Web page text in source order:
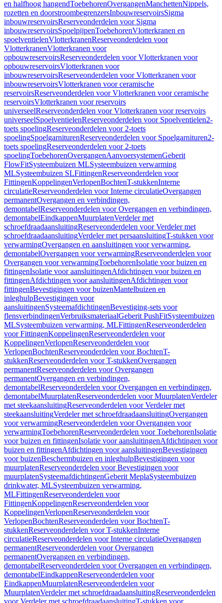
en halfhoog hangendToebehorenOvergangenManchettenNippels,
rozetten en doorstroombegrenzersInbouwreservoirsSigma
inbouwreservoirsReserveonderdelen voor Sigma
inbouwreservoirsSpoelpijpenToebehorenVlotterkranen en
spoelventielenVlotterkranenReserveonderdelen voor
VlotterkranenVlotterkranen voor
opbouwreservoirsReserveonderdelen voor Vlotterkranen voor
opbouwreservoirsVlotterkranen voor
inbouwreservoirsReserveonderdelen voor Vlotterkranen voor
inbouwreservoirsVlotterkranen voor ceramische
reservoirsReserveonderdelen voor Vlotterkranen voor ceramische
reservoirsVlotterkranen voor reservoirs
universeelReserveonderdelen voor Vlotterkranen voor reservoirs
universeelSpoelventielenReserveonderdelen voor Spoelventielen2-
toets spoelingReserveonderdelen voor 2-toets
spoelingSpoelgarniturenReserveonderdelen voor Spoelgarnituren2-
toets spoelingReserveonderdelen voor 2-toets
spoelingToebehorenOvergangenAanvoersystemenGeberit
FlowFitSysteembuizen MLSysteembuizen verwarming
MLSysteembuizen SLFittingenReserveonderdelen voor
FittingenKoppelingenVerlopenBochtenT-stukkenInterne
circulatieReserveonderdelen voor Interne circulatieOvergangen
permanentOvergangen en verbindingen,
demontabelReserveonderdelen voor Overgangen en verbindingen,
demontabelEindkappenMuurplatenVerdeler met
schroefdraadaansluitingReserveonderdelen voor Verdeler met
schroefdraadaansluitingVerdeler met persaansluitingT-stukken voor
verwarmingOvergangen en aansluitingen voor verwarming,
demontabelOvergangen voor verwarmingReserveonderdelen voor
Overgangen voor verwarmingToebehorenIsolatie voor buizen en
fittingenIsolatie voor aansluitingenAfdichtingen voor buizen en
fittingenAfdichtingen voor aansluitingenAfdichtingen voor
fittingenBevestigingen voor buizenMantelbuizen en
inleghulpBevestigingen voor
aansluitingenSysteemafdichtingenBevestiging-sets voor
flensverbindingenVerbruiksmateriaalGeberit PushFitSysteembuizen
MLSysteembuizen verwarming, MLFittingenReserveonderdelen
voor FittingenKoppelingenReserveonderdelen voor
KoppelingenVerlopenReserveonderdelen voor
VerlopenBochtenReserveonderdelen voor BochtenT-
stukkenReserveonderdelen voor T-stukkenOvergangen
permanentReserveonderdelen voor Overgangen
permanentOvergangen en verbindingen,
demontabelReserveonderdelen voor Overgangen en verbindingen,
demontabelMuurplatenReserveonderdelen voor MuurplatenVerdeler
met steekaansluitingReserveonderdelen voor Verdeler met
steekaansluitingVerdeler met schroefdraadaansluitingOvergangen
voor verwarmingReserveonderdelen voor Overgangen voor
verwarmingToebehorenReserveonderdelen voor ToebehorenIsolatie
voor buizen en fittingenIsolatie voor aansluitingenAfdichtingen voor
buizen en fittingenAfdichtingen voor aansluitingenBevestigingen
voor buizenBeschermbuizen en inleghulpBevestigingen voor
muurplatenReserveonderdelen voor Bevestigingen voor
muurplatenSysteemafdichtingenGeberit MeplaSysteembuizen
drinkwater, MLSysteembuizen verwarming,
MLFittingenReserveonderdelen voor
FittingenKoppelingenReserveonderdelen voor
KoppelingenVerlopenReserveonderdelen voor
VerlopenBochtenReserveonderdelen voor BochtenT-
stukkenReserveonderdelen voor T-stukkenInterne
circulatieReserveonderdelen voor Interne circulatieOvergangen
permanentReserveonderdelen voor Overgangen
permanentOvergangen en verbindingen,
demontabelReserveonderdelen voor Overgangen en verbindingen,
demontabelEindkappenReserveonderdelen voor
EindkappenMuurplatenReserveonderdelen voor
MuurplatenVerdeler met schroefdraadaansluitingReserveonderdelen
voor Verdeler met schroefdraadaansluitingT-stukken voor